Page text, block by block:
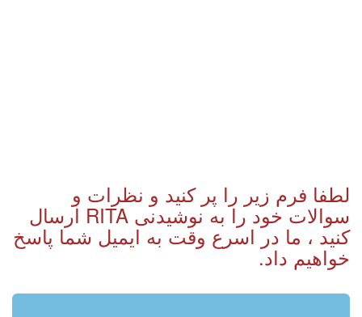
لطفا فرم زیر را پر کنید و نظرات و
سوالات خود را به نوشیدنی RITA ارسال
کنید ، ما در اسرع وقت به ایمیل شما پاسخ
خواهیم داد.